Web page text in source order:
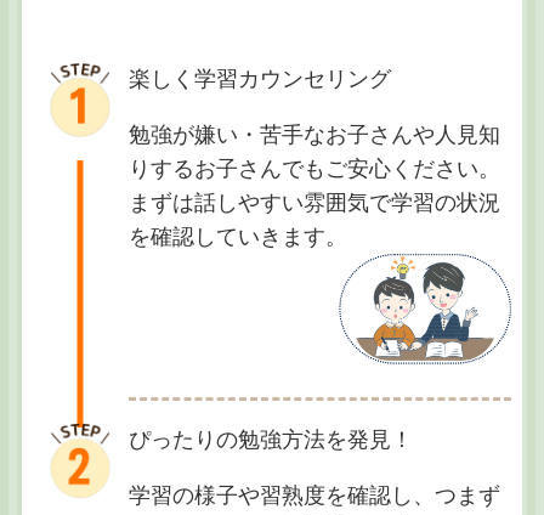
楽しく学習カウンセリング
勉強が嫌い・苦手なお子さんや人見知
りするお子さんでもご安心ください。
まずは話しやすい雰囲気で学習の状況
を確認していきます。
ぴったりの勉強方法を発見！
学習の様子や習熟度を確認し、つまず